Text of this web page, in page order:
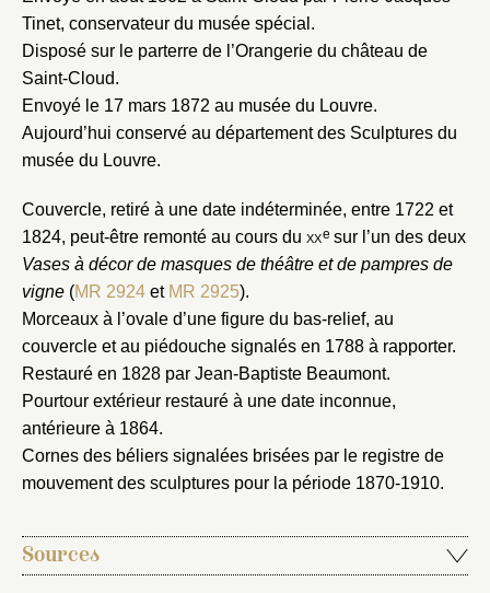
Tinet, conservateur du musée spécial.
Disposé sur le parterre de l’Orangerie du château de
Saint-Cloud.
Envoyé le 17 mars 1872 au musée du Louvre.
Aujourd’hui conservé au département des Sculptures du
musée du Louvre.
Couvercle, retiré à une date indéterminée, entre 1722 et
1824, peut-être remonté au cours du xxe sur l’un des deux
Vases à décor de masques de théâtre et de pampres de
vigne (MR 2924 et MR 2925).
Morceaux à l’ovale d’une figure du bas-relief, au
couvercle et au piédouche signalés en 1788 à rapporter.
Restauré en 1828 par Jean-Baptiste Beaumont.
Pourtour extérieur restauré à une date inconnue,
antérieure à 1864.
Cornes des béliers signalées brisées par le registre de
mouvement des sculptures pour la période 1870-1910.
Sources
Choix du dossier où ajouter la
notice
Nom du dossier
Connexion
Courriel